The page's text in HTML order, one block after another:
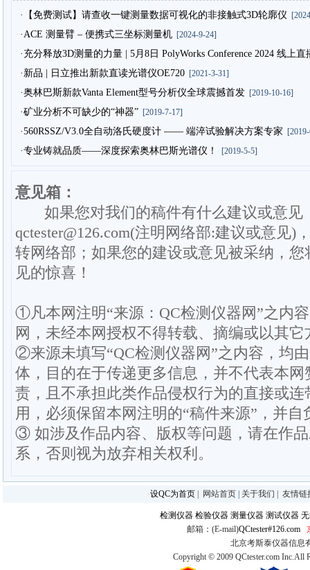
·【免费测试】请查收一键测量数据可视化的非接触式3D轮廓仪
·ACE 测量臂 – 便携式三坐标测量机[2024-9-24]
·充分释放3D测量的力量 | 5月8日 PolyWorks Conference 2024 线上
·新品 | 日立推出新款直读光谱仪OE720[2021-3-31]
·奥林巴斯新款Vanta Element型号分析仪全球震撼首发[2019-10-16]
·矿业分析不可缺少的“神器”[2019-7-17]
·560RSSZ/V3.0全自动洛氏硬度计 —— 端淬试验解决方案专家
·专业铸就品质——深度探索奥林巴斯光谱仪！ [2019-5-5]
意见箱：
如果您对我们的稿件有什么建议或意见
qctester@126.com(注明网络部:建议或意见)
转网络部；如果您的建设或意见被采纳，
见的惊喜！
①凡本网注明“来源：QC检测仪器网”之内
网，未经本网授权不得转载、摘编或以其它
②来源未填写“QC检测仪器网”之内容，均
体，目的在于传递更多信息，并不代表本
责，且不承担此类作品侵权行为的直接或
用，必须保留本网注明的“稿件来源”，并
③ 如涉及作品内容、版权等问题，请在作
系，否则视为放弃相关权利。
设QC为首页 网站首页 关于我们 友情链
检测仪器 检验仪器 测量仪器 测试仪器
邮箱：(E-mail)QCtester#126.com
北京考斯泰仪器信息
Copyright © 2009 QCtester.com Inc.All